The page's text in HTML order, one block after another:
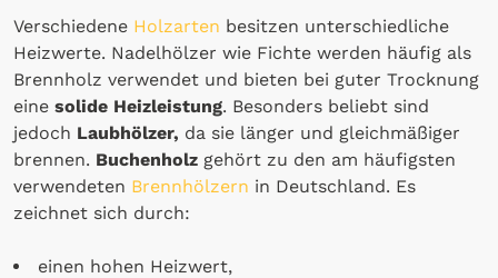
Verschiedene Holzarten besitzen unterschiedliche
Heizwerte. Nadelhölzer wie Fichte werden häufig als
Brennholz verwendet und bieten bei guter Trocknung
eine solide Heizleistung. Besonders beliebt sind
jedoch Laubhölzer, da sie länger und gleichmäßiger
brennen. Buchenholz gehört zu den am häufigsten
verwendeten Brennhölzern in Deutschland. Es
zeichnet sich durch:
einen hohen Heizwert,